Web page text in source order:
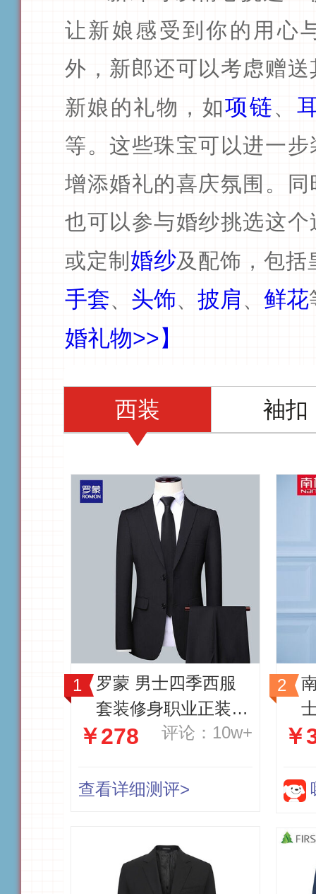
让新娘感受到你的用心
外，新郎还可以考虑赠
新娘的礼物，如项链、
等。这些珠宝可以进一
增添婚礼的喜庆氛围。
也可以参与婚纱挑选这
或定制 婚纱及配饰，包括
手套、 头饰、 披肩 、 鲜花
婚礼物>>】
西装 袖扣
罗蒙 男士四季西服
套装修身职业正装
商务绅士伴郎服新郎
￥278 评论：10w+
查看详细测评>
￥